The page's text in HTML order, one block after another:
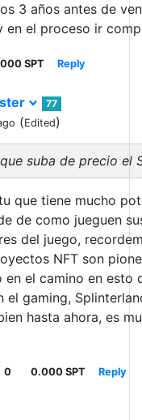
3 años antes de
en el proceso ir
SPT Reply
77
(Edited)
suba de precio el
que tiene mucho
de como jueguen
del juego,
NFT son
en el camino en esto
el gaming,
hasta ahora, es
0 0.000 SPT Reply